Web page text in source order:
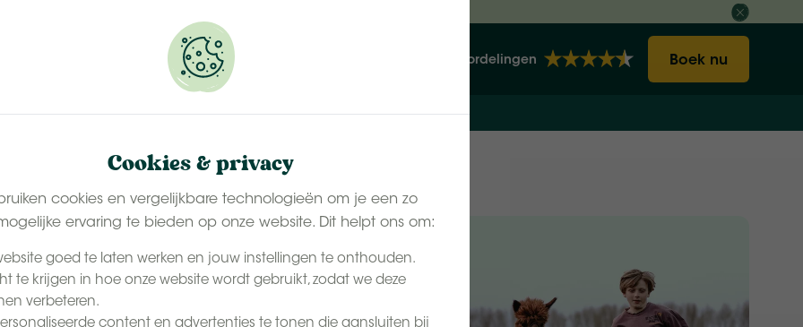
Cookies & privacy
cookies en vergelijkbare technologieën om je een zo
ervaring te bieden op onze website. Dit helpt ons om:
goed te laten werken en jouw instellingen te onthouden.
te krijgen in hoe onze website wordt gebruikt, zodat we deze
verbeteren.
content en advertenties te tonen die aansluiten bij
2140 Beoordelingen Boek nu
Het Tenthuisje Ons seizoen Meer
de
Ga eens een